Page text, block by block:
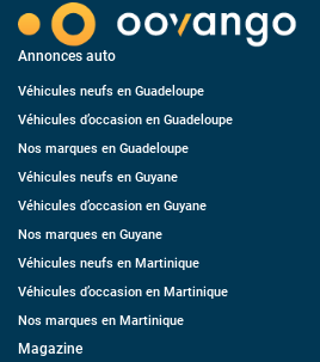
Annonces auto
Véhicules neufs en Guadeloupe
Véhicules d’occasion en Guadeloupe
Nos marques en Guadeloupe
Véhicules neufs en Guyane
Véhicules d’occasion en Guyane
Nos marques en Guyane
Véhicules neufs en Martinique
Véhicules d’occasion en Martinique
Nos marques en Martinique
Magazine